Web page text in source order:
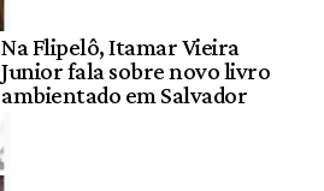
Na Flipelô, Itamar Vieira
Junior fala sobre novo livro
ambientado em Salvador